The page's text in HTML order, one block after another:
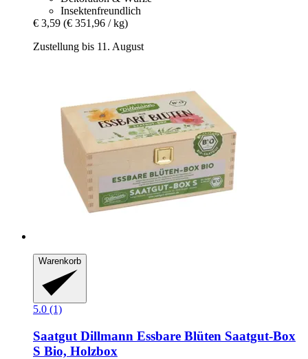
Insektenfreundlich
€ 3,59 (€ 351,96 / kg)
Zustellung bis 11. August
Warenkorb
5.0 (1)
Saatgut Dillmann Essbare Blüten Saatgut-​Box
S Bio, Holzbox